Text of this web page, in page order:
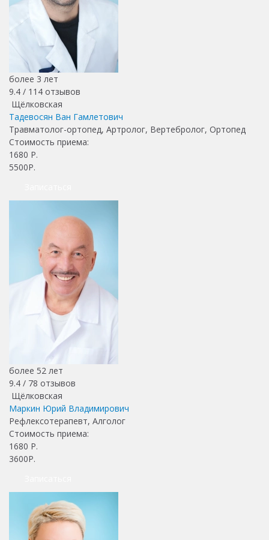
более 3 лет
9.4 / 114 отзывов
Щёлковская
Тадевосян Ван Гамлетович
Травматолог-ортопед, Артролог, Вертебролог, Ортопед
Стоимость приема:
1680 Р.
5500Р.
более 52 лет
9.4 / 78 отзывов
Щёлковская
Маркин Юрий Владимирович
Рефлексотерапевт, Алголог
Стоимость приема:
1680 Р.
3600Р.